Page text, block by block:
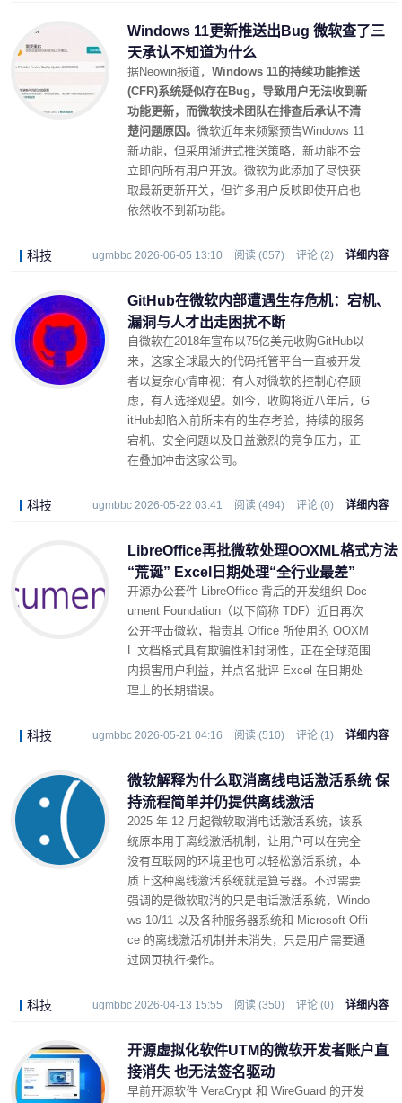
Windows 11更新推送出Bug 微软查了三
天承认不知道为什么
据Neowin报道， Windows 11的持续功能推送
(CFR)系统疑似存在Bug，导致用户无法收到新
功能更新，而微软技术团队在排查后承认不清
楚问题原因。 微软近年来频繁预告Windows 11
新功能，但采用渐进式推送策略，新功能不会
立即向所有用户开放。微软为此添加了尽快获
取最新更新开关，但许多用户反映即使开启也
依然收不到新功能。
科技 ugmbbc 2026-06-05 13:10 阅读 (657) 评论 (2) 详细内容
GitHub在微软内部遭遇生存危机：宕机、
漏洞与人才出走困扰不断
自微软在2018年宣布以75亿美元收购GitHub以
来，这家全球最大的代码托管平台一直被开发
者以复杂心情审视：有人对微软的控制心存顾
虑，有人选择观望。如今，收购将近八年后，G
itHub却陷入前所未有的生存考验，持续的服务
宕机、安全问题以及日益激烈的竞争压力，正
在叠加冲击这家公司。
科技 ugmbbc 2026-05-22 03:41 阅读 (494) 评论 (0) 详细内容
LibreOffice再批微软处理OOXML格式方法
“荒诞” Excel日期处理“全行业最差”
开源办公套件 LibreOffice 背后的开发组织 Doc
ument Foundation（以下简称 TDF）近日再次
公开抨击微软，指责其 Office 所使用的 OOXM
L 文档格式具有欺骗性和封闭性，正在全球范围
内损害用户利益，并点名批评 Excel 在日期处
理上的长期错误。
科技 ugmbbc 2026-05-21 04:16 阅读 (510) 评论 (1) 详细内容
微软解释为什么取消离线电话激活系统 保
持流程简单并仍提供离线激活
2025 年 12 月起微软取消电话激活系统，该系
统原本用于离线激活机制，让用户可以在完全
没有互联网的环境里也可以轻松激活系统，本
质上这种离线激活系统就是算号器。不过需要
强调的是微软取消的只是电话激活系统，Windo
ws 10/11 以及各种服务器系统和 Microsoft Offi
ce 的离线激活机制并未消失，只是用户需要通
过网页执行操作。
科技 ugmbbc 2026-04-13 15:55 阅读 (350) 评论 (0) 详细内容
开源虚拟化软件UTM的微软开发者账户直
接消失 也无法签名驱动
早前开源软件 VeraCrypt 和 WireGuard 的开发